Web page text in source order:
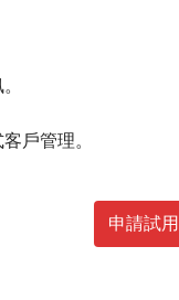
戶管理。
申請試用